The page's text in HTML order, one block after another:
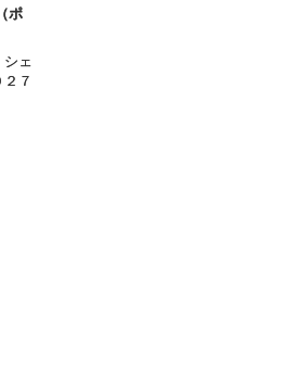
ポ
ェ
７